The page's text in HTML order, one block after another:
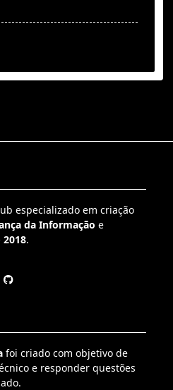
especializado em criação
da Informação e
2018.
foi criado com objetivo de
e responder questões